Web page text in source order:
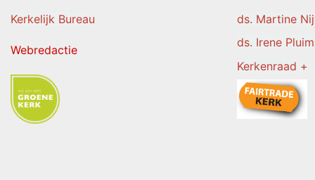
Kerkelijk Bureau ds. Martine
Webredactie
ds. Irene Pluim
Kerkenraad +